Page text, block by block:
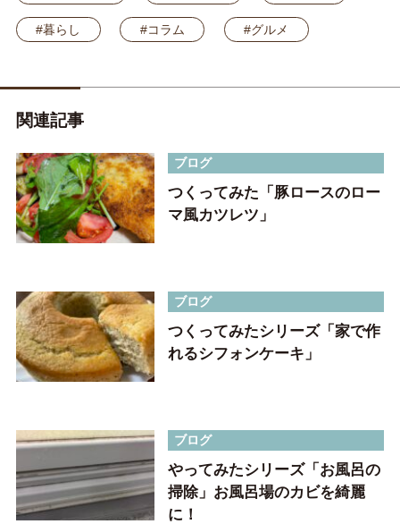
#暮らし #コラム #グルメ
関連記事
ブログ
つくってみた「豚ロースのロー
マ風カツレツ」
ブログ
つくってみたシリーズ「家で作
れるシフォンケーキ」
ブログ
やってみたシリーズ「お風呂の
掃除」お風呂場のカビを綺麗
に！